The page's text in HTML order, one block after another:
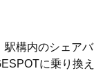
駅構内のシェア
に乗り換え